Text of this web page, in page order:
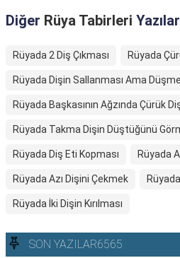
Diğer Rüya Tabirleri
Rüyada 2 Diş Çıkması Rüyada
Rüyada Dişin Sallanması Ama
Rüyada Başkasının Ağzında Çürük
Rüyada Takma Dişin Düştüğünü
Rüyada Diş Eti Kopması Rüyada
Rüyada Azı Dişini Çekmek
Rüyada İki Dişin Kırılması
SON YAZILAR6565